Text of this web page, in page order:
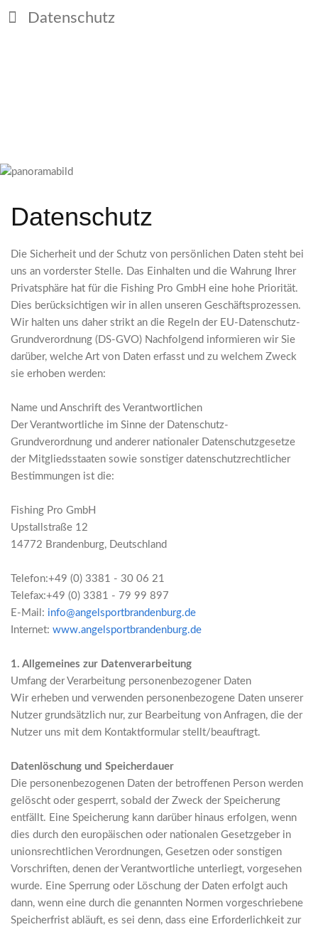
Datenschutz
Datenschutz
Die Sicherheit und der Schutz von persönlichen Daten steht bei
uns an vorderster Stelle. Das Einhalten und die Wahrung Ihrer
Privatsphäre hat für die Fishing Pro GmbH eine hohe Priorität.
Dies berücksichtigen wir in allen unseren Geschäftsprozessen.
Wir halten uns daher strikt an die Regeln der EU-Datenschutz-
Grundverordnung (DS-GVO) Nachfolgend informieren wir Sie
darüber, welche Art von Daten erfasst und zu welchem Zweck
sie erhoben werden:
Name und Anschrift des Verantwortlichen
Der Verantwortliche im Sinne der Datenschutz-
Grundverordnung und anderer nationaler Datenschutzgesetze
der Mitgliedsstaaten sowie sonstiger datenschutzrechtlicher
Bestimmungen ist die:
Fishing Pro GmbH
Upstallstraße 12
14772 Brandenburg, Deutschland
Telefon:+49 (0) 3381 - 30 06 21
Telefax:+49 (0) 3381 - 79 99 897
E-Mail: info@angelsportbrandenburg.de
Internet: www.angelsportbrandenburg.de
1. Allgemeines zur Datenverarbeitung
Umfang der Verarbeitung personenbezogener Daten
Wir erheben und verwenden personenbezogene Daten unserer
Nutzer grundsätzlich nur, zur Bearbeitung von Anfragen, die der
Nutzer uns mit dem Kontaktformular stellt/beauftragt.
Datenlöschung und Speicherdauer
Die personenbezogenen Daten der betroffenen Person werden
gelöscht oder gesperrt, sobald der Zweck der Speicherung
entfällt. Eine Speicherung kann darüber hinaus erfolgen, wenn
dies durch den europäischen oder nationalen Gesetzgeber in
unionsrechtlichen Verordnungen, Gesetzen oder sonstigen
Vorschriften, denen der Verantwortliche unterliegt, vorgesehen
wurde. Eine Sperrung oder Löschung der Daten erfolgt auch
dann, wenn eine durch die genannten Normen vorgeschriebene
Speicherfrist abläuft, es sei denn, dass eine Erforderlichkeit zur